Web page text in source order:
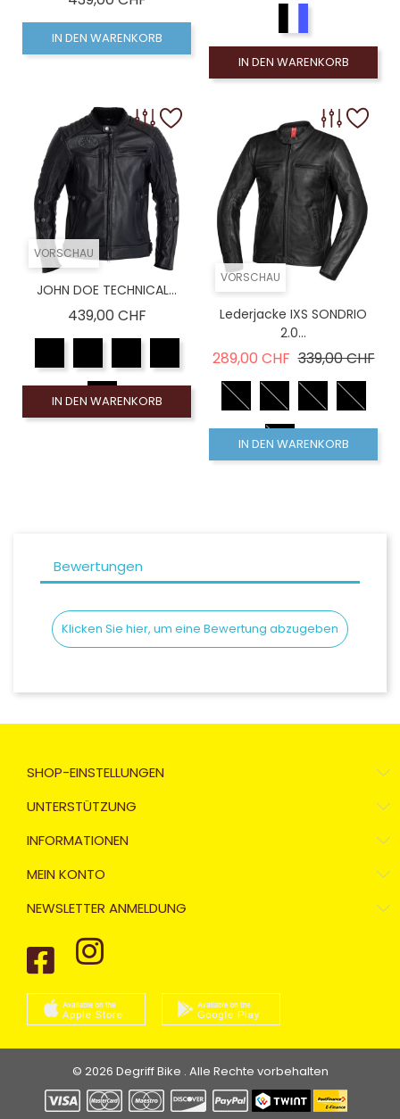
IN DEN WARENKORB
IN DEN WARENKORB
VORSCHAU
JOHN DOE TECHNICAL...
439,00 CHFPreis
IN DEN WARENKORB
VORSCHAU
Lederjacke IXS SONDRIO
2.0...
289,00 CHF Verkaufspreis
339,00 CHF
IN DEN WARENKORB
Bewertungen
Klicken Sie hier, um eine Bewertung abzugeben
SHOP-EINSTELLUNGEN
UNTERSTÜTZUNG
INFORMATIONEN
MEIN KONTO
NEWSLETTER ANMELDUNG
© 2026 Degriff Bike . Alle Rechte vorbehalten